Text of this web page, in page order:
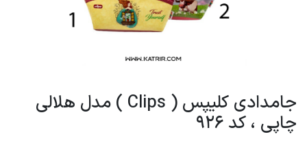
جامدادی کلیپس ( Clips ) مدل هلالی
چاپی ، کد 926